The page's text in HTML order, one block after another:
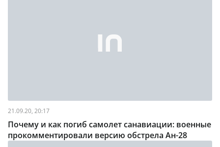
21.09.20, 20:17
Почему и как погиб самолет санавиации: военные
прокомментировали версию обстрела Ан-28